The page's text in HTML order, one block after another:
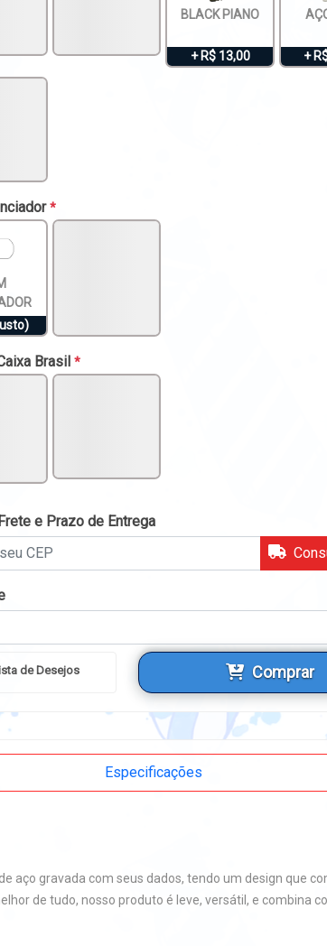
BLACK PIANO
+ R$ 13,00 +
*
Brasil *
e Prazo de Entrega
de Desejos Comprar
Especificações
aço gravada com seus dados, tendo um design que
de tudo, nosso produto é leve, versátil, e combina